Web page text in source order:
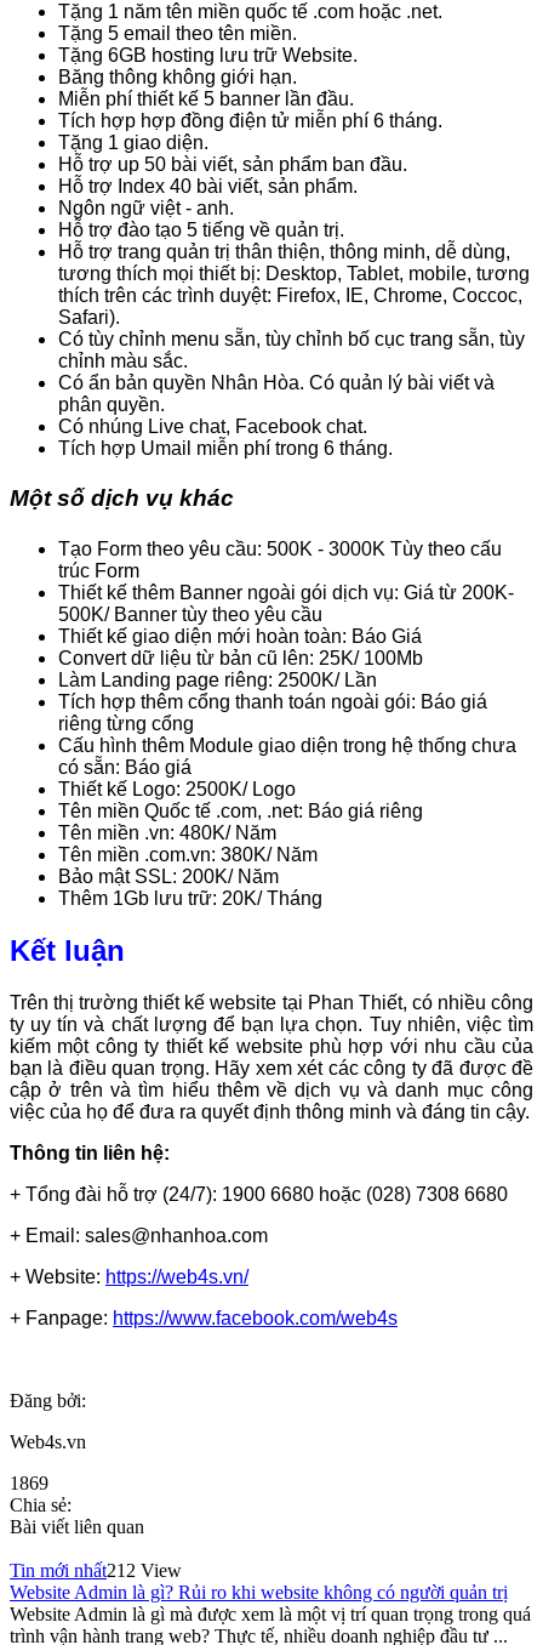
Tặng 1 năm tên miền quốc tế .com hoặc .net.
Tặng 5 email theo tên miền.
Tặng 6GB hosting lưu trữ Website.
Băng thông không giới hạn.
Miễn phí thiết kế 5 banner lần đầu.
Tích hợp hợp đồng điện tử miễn phí 6 tháng.
Tặng 1 giao diện.
Hỗ trợ up 50 bài viết, sản phẩm ban đầu.
Hỗ trợ Index 40 bài viết, sản phẩm.
Ngôn ngữ việt - anh.
Hỗ trợ đào tạo 5 tiếng về quản trị.
Hỗ trợ trang quản trị thân thiện, thông minh, dễ dùng,
tương thích mọi thiết bị: Desktop, Tablet, mobile, tương
thích trên các trình duyệt: Firefox, IE, Chrome, Coccoc,
Safari).
Có tùy chỉnh menu sẵn, tùy chỉnh bố cục trang sẵn, tùy
chỉnh màu sắc.
Có ẩn bản quyền Nhân Hòa. Có quản lý bài viết và
phân quyền.
Có nhúng Live chat, Facebook chat.
Tích hợp Umail miễn phí trong 6 tháng.
Một số dịch vụ khác
Tạo Form theo yêu cầu: 500K - 3000K Tùy theo cấu
trúc Form
Thiết kế thêm Banner ngoài gói dịch vụ: Giá từ 200K-
500K/ Banner tùy theo yêu cầu
Thiết kế giao diện mới hoàn toàn: Báo Giá
Convert dữ liệu từ bản cũ lên: 25K/ 100Mb
Làm Landing page riêng: 2500K/ Lần
Tích hợp thêm cổng thanh toán ngoài gói: Báo giá
riêng từng cổng
Cấu hình thêm Module giao diện trong hệ thống chưa
có sẵn: Báo giá
Thiết kế Logo: 2500K/ Logo
Tên miền Quốc tế .com, .net: Báo giá riêng
Tên miền .vn: 480K/ Năm
Tên miền .com.vn: 380K/ Năm
Bảo mật SSL: 200K/ Năm
Thêm 1Gb lưu trữ: 20K/ Tháng
Kết luận
Trên thị trường thiết kế website tại Phan Thiết, có nhiều công
ty uy tín và chất lượng để bạn lựa chọn. Tuy nhiên, việc tìm
kiếm một công ty thiết kế website phù hợp với nhu cầu của
bạn là điều quan trọng. Hãy xem xét các công ty đã được đề
cập ở trên và tìm hiểu thêm về dịch vụ và danh mục công
việc của họ để đưa ra quyết định thông minh và đáng tin cậy.
Thông tin liên hệ:
+ Tổng đài hỗ trợ (24/7): 1900 6680 hoặc (028) 7308 6680
+ Email: sales@nhanhoa.com
+ Website: https://web4s.vn/
+ Fanpage: https://www.facebook.com/web4s
Đăng bởi:
Web4s.vn
1869
Chia sẻ:
Bài viết liên quan
Tin mới nhất212 View
Website Admin là gì? Rủi ro khi website không có người quản trị
Website Admin là gì mà được xem là một vị trí quan trọng trong quá
trình vận hành trang web? Thực tế, nhiều doanh nghiệp đầu tư ...